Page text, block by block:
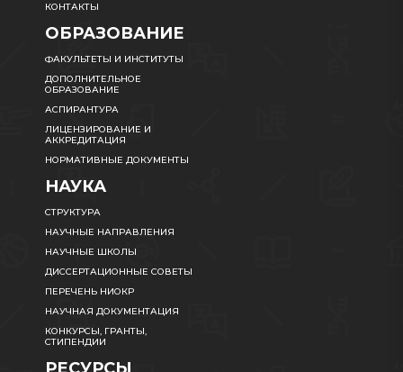
КОНТАКТЫ
ОБРАЗОВАНИЕ
ФАКУЛЬТЕТЫ И ИНСТИТУТЫ
ДОПОЛНИТЕЛЬНОЕ
ОБРАЗОВАНИЕ
АСПИРАНТУРА
ЛИЦЕНЗИРОВАНИЕ И
АККРЕДИТАЦИЯ
НОРМАТИВНЫЕ ДОКУМЕНТЫ
НАУКА
СТРУКТУРА
НАУЧНЫЕ НАПРАВЛЕНИЯ
НАУЧНЫЕ ШКОЛЫ
ДИССЕРТАЦИОННЫЕ СОВЕТЫ
ПЕРЕЧЕНЬ НИОКР
НАУЧНАЯ ДОКУМЕНТАЦИЯ
КОНКУРСЫ, ГРАНТЫ,
СТИПЕНДИИ